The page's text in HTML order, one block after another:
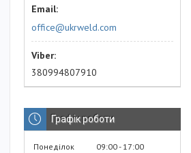
office@ukrweld.com
380994807910
Графік роботи
Понеділок 09:00 17:00